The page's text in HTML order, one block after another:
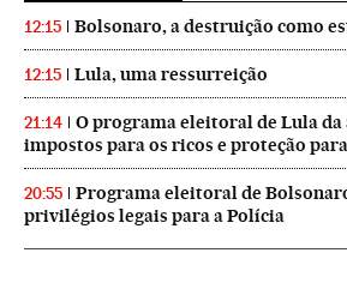
12:15 Bolsonaro, a destruição como
12:15 Lula, uma ressurreição
21:14
O programa eleitoral de Lula da
impostos para os ricos e proteção
20:55
Programa eleitoral de
privilégios legais para a Polícia